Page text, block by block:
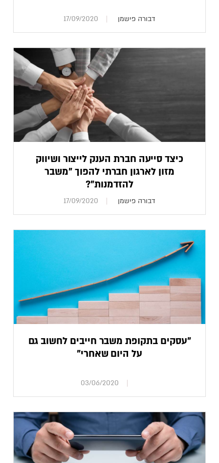
דבורה פישמן 17/09/2020
כיצד סייעה חברת הענק לייצור ושיווק
מזון לארגון חברתי להפוך "משבר
להזדמנות"?
דבורה פישמן 17/09/2020
"עסקים בתקופת משבר חייבים לחשוב גם
על היום שאחרי"
03/06/2020